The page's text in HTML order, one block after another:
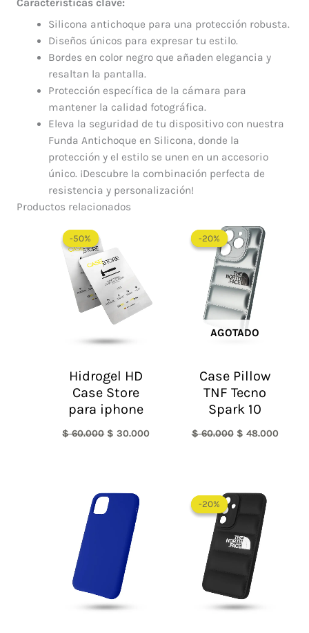
Características clave:
Silicona antichoque para una protección robusta.
Diseños únicos para expresar tu estilo.
Bordes en color negro que añaden elegancia y
resaltan la pantalla.
Protección específica de la cámara para
mantener la calidad fotográfica.
Eleva la seguridad de tu dispositivo con nuestra
Funda Antichoque en Silicona, donde la
protección y el estilo se unen en un accesorio
único. ¡Descubre la combinación perfecta de
resistencia y personalización!
Productos relacionados
-50%
-50%
Hidrogel HD
Case Store
para iphone
$60.000
era:
$ 60.000.
$ 30.000
-20%
AGOTADO
-20%
Case Pillow
TNF Tecno
Spark 10
$60.000
precio
original
era:
$ 60.000.
$ 48.000
-20%
-20%
precio
original
era:
$ 60.000.